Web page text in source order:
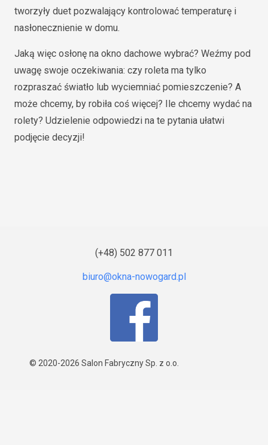
tworzyły duet pozwalający kontrolować temperaturę i
nasłonecznienie w domu.
Jaką więc osłonę na okno dachowe wybrać? Weźmy pod
uwagę swoje oczekiwania: czy roleta ma tylko
rozpraszać światło lub wyciemniać pomieszczenie? A
może chcemy, by robiła coś więcej? Ile chcemy wydać na
rolety? Udzielenie odpowiedzi na te pytania ułatwi
podjęcie decyzji!
(+48) 502 877 011
© 2020-2026 Salon Fabryczny Sp. z o.o.